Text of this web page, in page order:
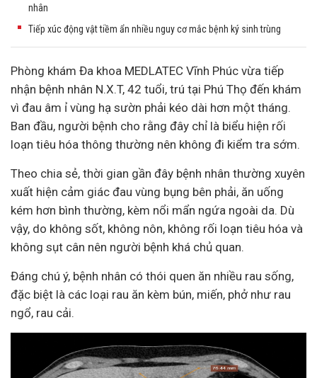
nhân
Tiếp xúc động vật tiềm ẩn nhiều nguy cơ mắc bệnh ký sinh trùng
Phòng khám Đa khoa MEDLATEC Vĩnh Phúc vừa tiếp
nhận bệnh nhân N.X.T, 42 tuổi, trú tại Phú Thọ đến khám
vì đau âm ỉ vùng hạ sườn phải kéo dài hơn một tháng.
Ban đầu, người bệnh cho rằng đây chỉ là biểu hiện rối
loạn tiêu hóa thông thường nên không đi kiểm tra sớm.
Theo chia sẻ, thời gian gần đây bệnh nhân thường xuyên
xuất hiện cảm giác đau vùng bụng bên phải, ăn uống
kém hơn bình thường, kèm nổi mẩn ngứa ngoài da. Dù
vậy, do không sốt, không nôn, không rối loạn tiêu hóa và
không sụt cân nên người bệnh khá chủ quan.
Đáng chú ý, bệnh nhân có thói quen ăn nhiều rau sống,
đặc biệt là các loại rau ăn kèm bún, miến, phở như rau
ngổ, rau cải.